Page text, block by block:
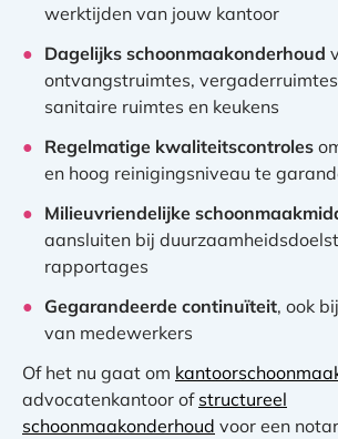
werktijden van jouw kantoor
Dagelijks schoonmaakonderhoud
ontvangstruimtes,
sanitaire ruimtes en keukens
Regelmatige kwaliteitscontroles
en hoog reinigingsniveau te
Milieuvriendelijke
aansluiten bij
rapportages
Gegarandeerde continuïteit, ook
van medewerkers
Of het nu gaat om
advocatenkantoor of structureel
schoonmaakonderhoud voor een